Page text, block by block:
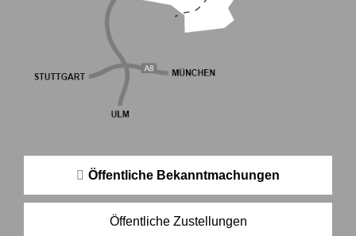
Öffentliche Bekanntmachungen
Öffentliche Zustellungen